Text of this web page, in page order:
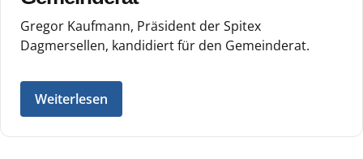
Gregor Kaufmann, Präsident der Spitex
Dagmersellen, kandidiert für den Gemeinderat.
Weiterlesen